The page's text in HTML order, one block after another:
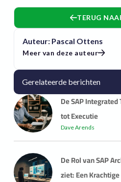
TERUG
Auteur: Pascal Ottens
Meer van deze auteur
Gerelateerde berichten
De SAP
tot Executie
Dave Arends
De Rol van SAP
ziet: Een